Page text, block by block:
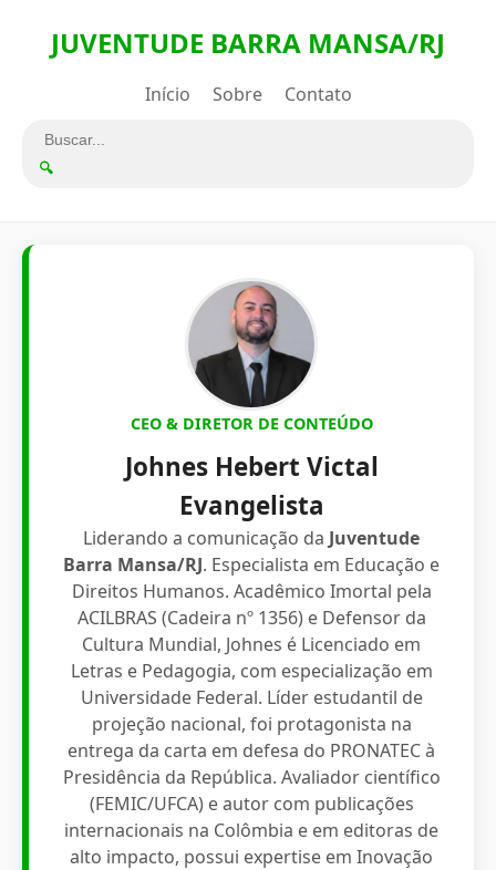
JUVENTUDE BARRA MANSA/RJ
Início Sobre Contato
🔍
CEO & DIRETOR DE CONTEÚDO
Johnes Hebert Victal
Evangelista
Liderando a comunicação da Juventude
Barra Mansa/RJ. Especialista em Educação e
Direitos Humanos. Acadêmico Imortal pela
ACILBRAS (Cadeira nº 1356) e Defensor da
Cultura Mundial, Johnes é Licenciado em
Letras e Pedagogia, com especialização em
Universidade Federal. Líder estudantil de
projeção nacional, foi protagonista na
entrega da carta em defesa do PRONATEC à
Presidência da República. Avaliador científico
(FEMIC/UFCA) e autor com publicações
internacionais na Colômbia e em editoras de
alto impacto, possui expertise em Inovação